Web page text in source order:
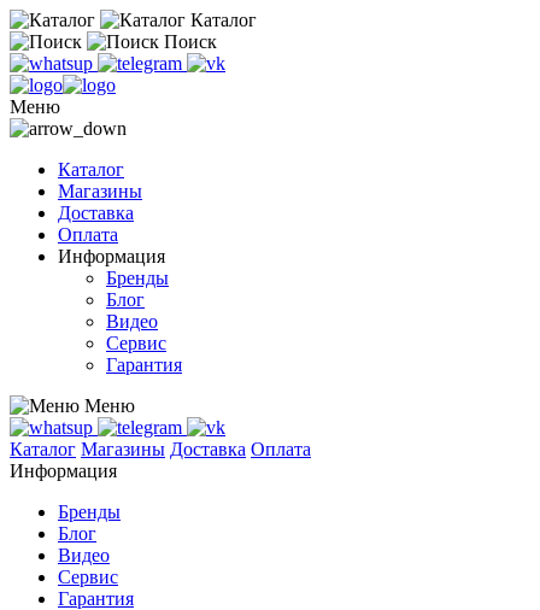
Каталог
Поиск
Меню
Каталог
Магазины
Доставка
Оплата
Информация
Бренды
Блог
Видео
Сервис
Гарантия
Меню
Каталог Магазины Доставка Оплата
Информация
Бренды
Блог
Видео
Сервис
Гарантия